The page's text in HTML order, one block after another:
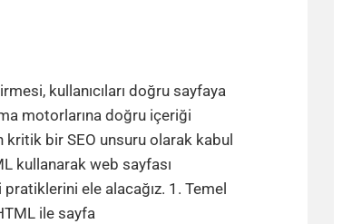
kullanıcıları doğru sayfaya
motorlarına doğru içeriği
kritik bir SEO unsuru olarak kabul
kullanarak web sayfası
ele alacağız. 1. Temel
ile sayfa